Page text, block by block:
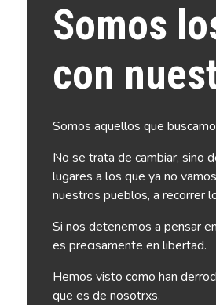
Somos
con
Somos aquellos que
No se trata de cambiar, sino
lugares a los que ya no
nuestros pueblos, a recorrer
Si nos detenemos a pensar
es precisamente en libertad.
Hemos visto como han
que es de nosotrxs.